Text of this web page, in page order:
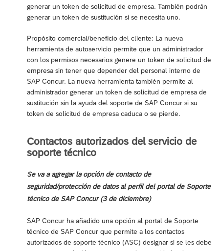
generar un token de solicitud de empresa. También podrán
generar un token de sustitución si se necesita uno.
Propósito comercial/beneficio del cliente: La nueva
herramienta de autoservicio permite que un administrador
con los permisos necesarios genere un token de solicitud de
empresa sin tener que depender del personal interno de
SAP Concur. La nueva herramienta también permite al
administrador generar un token de solicitud de empresa de
sustitución sin la ayuda del soporte de SAP Concur si su
token de solicitud de empresa caduca o se pierde.
Contactos autorizados del servicio de
soporte técnico
Se va a agregar la opción de contacto de
seguridad/protección de datos al perfil del portal de Soporte
técnico de SAP Concur (3 de diciembre)
SAP Concur ha añadido una opción al portal de Soporte
técnico de SAP Concur que permite a los contactos
autorizados de soporte técnico (ASC) designar si se les debe